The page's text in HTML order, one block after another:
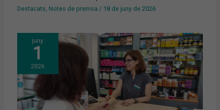
Destacats Notes de premsa / 18 de juny de 2026
juny
1
2026